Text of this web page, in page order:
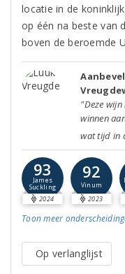
locatie in de
op één na beste van
boven de beroemde
"Deze
winnen
wat tijd in
93
James
Suckling
2024
92
Vinum
2023
Toon meer
Op verlanglijst